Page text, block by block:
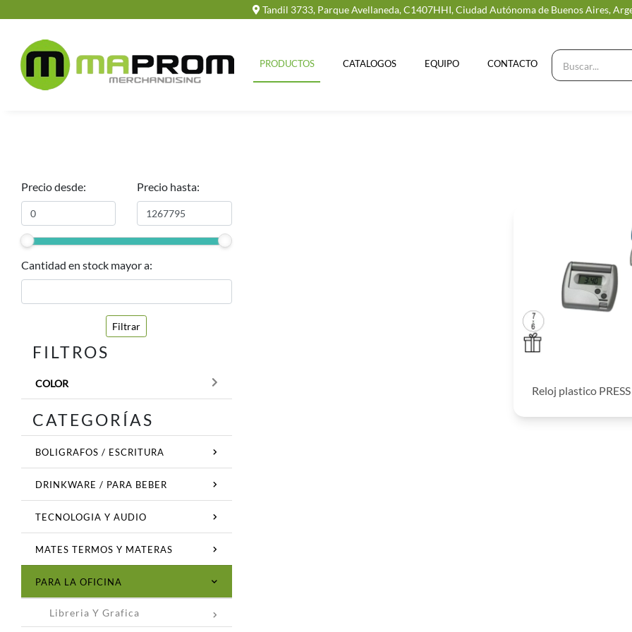
Tandil 3733, Parque Avellaneda, C1407HHI, Ciudad Autónoma de Buenos Aires,
PRODUCTOS CATALOGOS EQUIPO CONTACTO
Precio desde: Precio hasta:
Cantidad en stock mayor a:
Filtrar
FILTROS
COLOR
CATEGORÍAS
BOLIGRAFOS / ESCRITURA
DRINKWARE / PARA BEBER
TECNOLOGIA Y AUDIO
MATES TERMOS Y MATERAS
PARA LA OFICINA
Libreria Y Grafica
Reloj plastico